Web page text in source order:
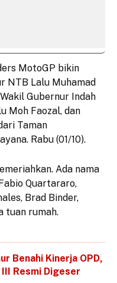
MotoGP bikin
NTB Lalu Muhamad
Gubernur Indah
Moh Faozal, dan
Taman
Rabu (01/10).
Ada nama
Quartararo,
Brad Binder,
tuan rumah.
Benahi Kinerja OPD,
Resmi Digeser